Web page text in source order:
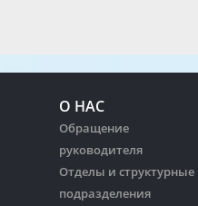
О НАС
Обращение
руководителя
Отделы и структурные
подразделения